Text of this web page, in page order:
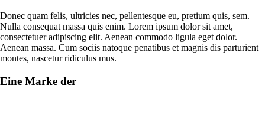
Donec quam felis, ultricies nec, pellentesque eu, pretium quis, sem.
Nulla consequat massa quis enim. Lorem ipsum dolor sit amet,
consectetuer adipiscing elit. Aenean commodo ligula eget dolor.
Aenean massa. Cum sociis natoque penatibus et magnis dis parturient
montes, nascetur ridiculus mus.
Eine Marke der